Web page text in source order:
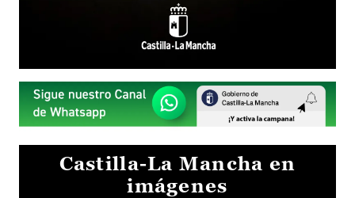
Castilla-La Mancha en
imágenes